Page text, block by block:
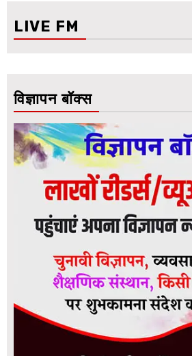
LIVE FM
विज्ञापन बॉक्स